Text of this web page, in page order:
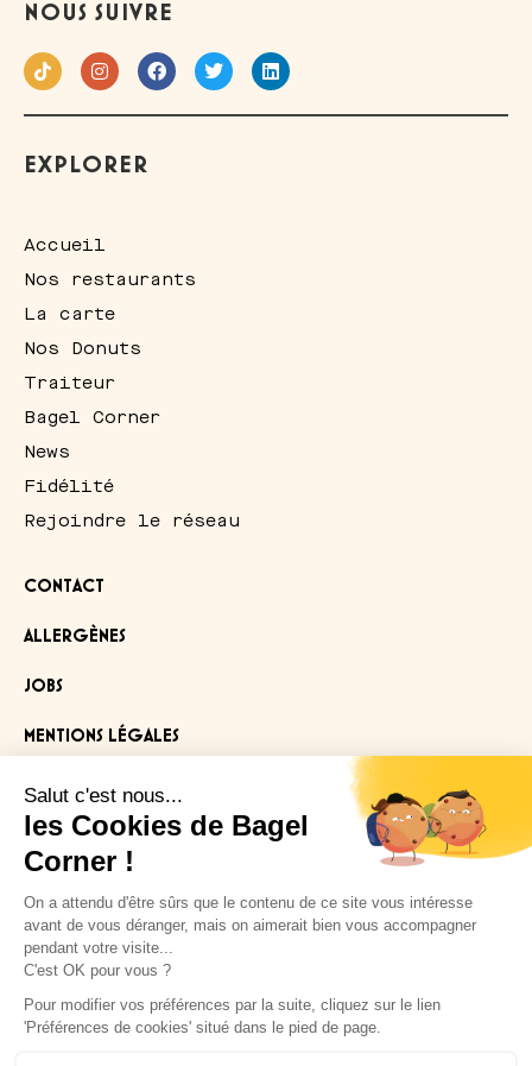
NOUS SUIVRE
EXPLORER
Accueil
Nos restaurants
La carte
Nos Donuts
Traiteur
Bagel Corner
News
Fidélité
Rejoindre le réseau
CONTACT
ALLERGÈNES
JOBS
MENTIONS LÉGALES
INSCRIS TOI À NOTRE NEWSLETTER
pour recevoir des offres exclusives
!
LET'S GO
Salut c'est nous...
les Cookies de Bagel
Corner !
On a attendu d'être sûrs que le contenu de ce site vous intéresse
avant de vous déranger, mais on aimerait bien vous accompagner
pendant votre visite...
C'est OK pour vous ?
Pour modifier vos préférences par la suite, cliquez sur le lien
'Préférences de cookies' situé dans le pied de page.